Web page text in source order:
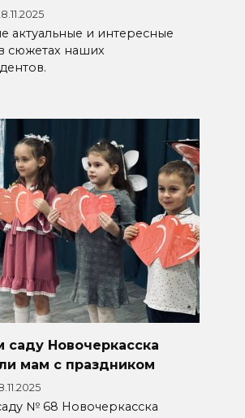
актуальные и интересные
сюжетах наших
саду Новочеркасска
мам с праздником
№ 68 Новочеркасска